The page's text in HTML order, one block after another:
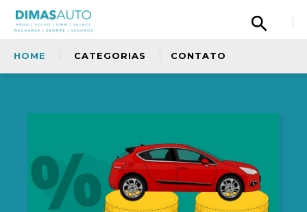
HOME CATEGORIAS CONTATO
Sem categoria
Copiloto
sugestão para nos dar? Quer fazer um elogio
entrar em contato com a gente? Fique a
vontade.